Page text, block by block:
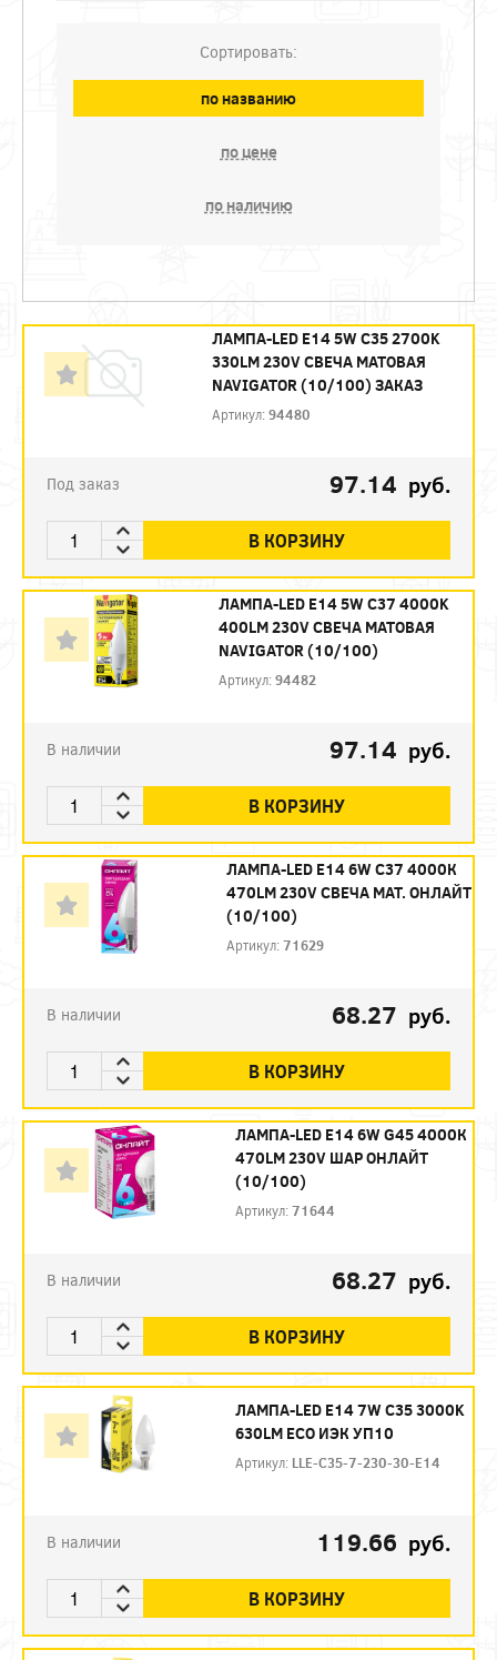
Сортировать:
по названию
по цене
по наличию
ЛАМПА-LED E14 5W С35 2700K
330LM 230V СВЕЧА МАТОВАЯ
NAVIGATOR (10/100) ЗАКАЗ
Артикул:94480
Под заказ 97.14 руб.
В КОРЗИНУ
ЛАМПА-LED E14 5W С37 4000K
400LM 230V СВЕЧА МАТОВАЯ
NAVIGATOR (10/100)
Артикул:94482
В наличии 97.14 руб.
В КОРЗИНУ
ЛАМПА-LED E14 6W C37 4000К
470LM 230V СВЕЧА МАТ. ОНЛАЙТ
(10/100)
Артикул:71629
В наличии 68.27 руб.
В КОРЗИНУ
ЛАМПА-LED E14 6W G45 4000К
470LM 230V ШАР ОНЛАЙТ
(10/100)
Артикул:71644
В наличии 68.27 руб.
В КОРЗИНУ
ЛАМПА-LED E14 7W C35 3000K
630LM ECO ИЭК УП10
Артикул: LLE-C35-7-230-30-E14
В наличии 119.66 руб.
В КОРЗИНУ